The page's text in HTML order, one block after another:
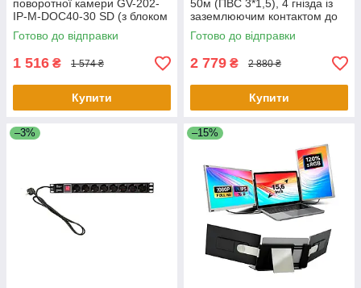
поворотної камери GV-202-
IP-M-DOС40-30 SD (з блоком
живлення)
Готово до відправки
1 516 ₴ 1 574 ₴
Купити
50м (ПВС 3*1,5), 4 гнізда із
заземлюючим контактом до
3.5 кВт
Готово до відправки
2 779 ₴ 2 880 ₴
Купити
–3% –15%